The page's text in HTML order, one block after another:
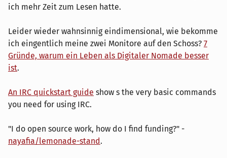
ich mehr Zeit zum Lesen hatte.
Leider wieder wahnsinnig eindimensional, wie bekomme
ich eingentlich meine zwei Monitore auf den Schoss? 7
Gründe, warum ein Leben als Digitaler Nomade besser
ist.
An IRC quickstart guide show s the very basic commands
you need for using IRC.
"I do open source work, how do I find funding?" -
nayafia/lemonade-stand.